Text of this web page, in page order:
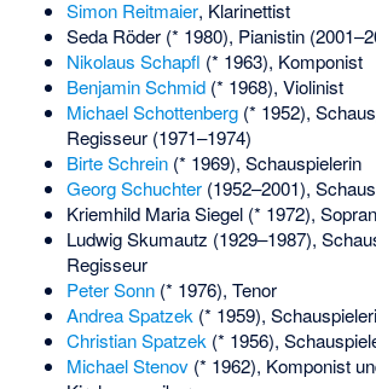
Simon Reitmaier, Klarinettist
Seda Röder(* 1980), Pianistin
Nikolaus Schapfl (* 1963), Komponist
Benjamin Schmid(* 1968), Violinist
Michael Schottenberg(* 1952),
Regisseur (1971–1974)
Birte Schrein(* 1969), Schauspielerin
Georg Schuchter(1952–2001),
Kriemhild Maria Siegel(* 1972),
Ludwig Skumautz (1929–1987),
Regisseur
Peter Sonn(* 1976), Tenor
Andrea Spatzek (* 1959),
Christian Spatzek (* 1956),
Michael Stenov(* 1962), Komponist